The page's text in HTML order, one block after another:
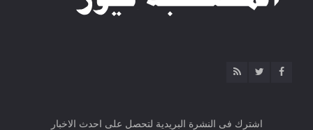
اشترك فى النشرة البريدية لتحصل على احدث الاخبار